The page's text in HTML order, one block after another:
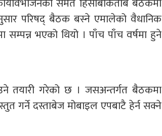
परिषद् बैठक बस्ने एमालेको वैधानिक
भएको थियो । पाँच पाँच वर्षमा हुने
तयारी गरेको छ । जसअन्तर्गत बैठकमा
गर्ने दस्ताबेज मोबाइल एपबाटै हेर्न सक्ने